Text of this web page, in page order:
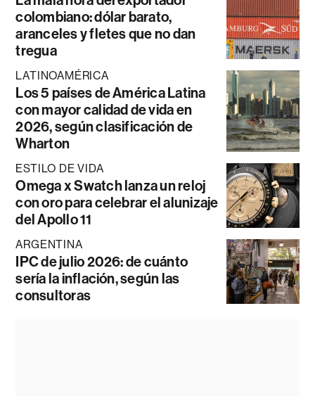
colombiano: dólar barato,
aranceles y fletes que no dan
tregua
LATINOAMÉRICA
Los 5 países de América Latina
con mayor calidad de vida en
2026, según clasificación de
Wharton
ESTILO DE VIDA
Omega x Swatch lanza un reloj
con oro para celebrar el alunizaje
del Apollo 11
ARGENTINA
IPC de julio 2026: de cuánto
sería la inflación, según las
consultoras